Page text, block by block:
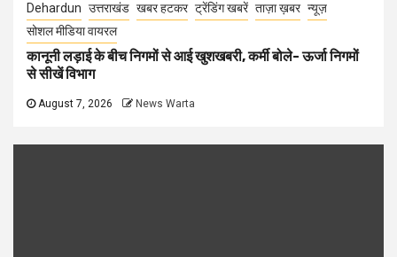
Dehardun उत्तराखंड खबर हटकर ट्रेंडिंग खबरें ताज़ा ख़बर न्यूज़
सोशल मीडिया वायरल
कानूनी लड़ाई के बीच निगमों से आई खुशखबरी, कर्मी बोले- ऊर्जा निगमों
से सीखें विभाग
August 7, 2026 News Warta